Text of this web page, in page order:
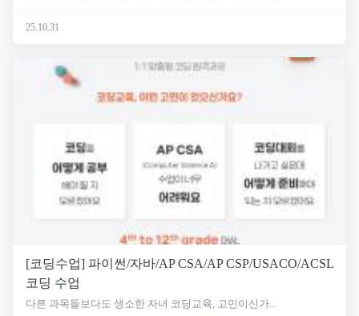
25.10.31
[코딩수업] 파이썬/자바/AP CSA/AP CSP/USACO/ACSL
코딩 수업
다른 과목들보다도 생소한 자녀 코딩교육, 고민이신가...